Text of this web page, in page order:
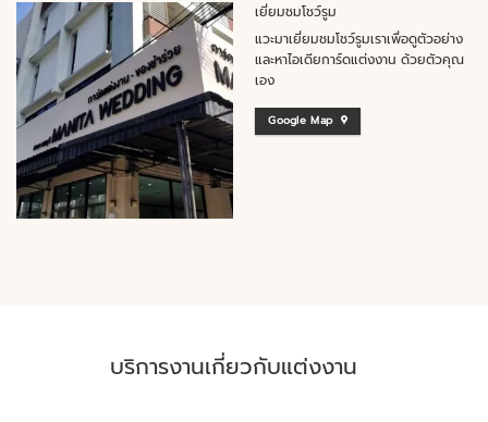
เยี่ยมชมโชว์รูม
แวะมาเยี่ยมชมโชว์รูมเราเพื่อดูตัวอย่าง
และหาไอเดียการ์ดแต่งงาน ด้วยตัวคุณ
เอง
Google Map
บริการงานเกี่ยวกับแต่งงาน